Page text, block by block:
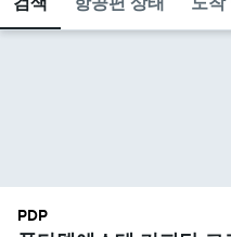
PDP